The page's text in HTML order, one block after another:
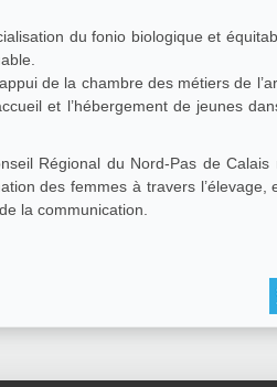
du fonio biologique et
de la chambre des métiers de
et l’hébergement de jeunes
Régional du Nord-Pas de Calais
des femmes à travers l’élevage,
la communication.